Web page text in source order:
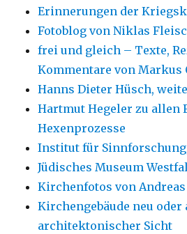
Erinnerungen der
Fotoblog von Niklas
frei und gleich – Texte,
Kommentare von Markus
Hanns Dieter Hüsch,
Hartmut Hegeler zu allen
Hexenprozesse
Institut für
Jüdisches Museum
Kirchenfotos von
Kirchengebäude neu oder
architektonischer Sicht